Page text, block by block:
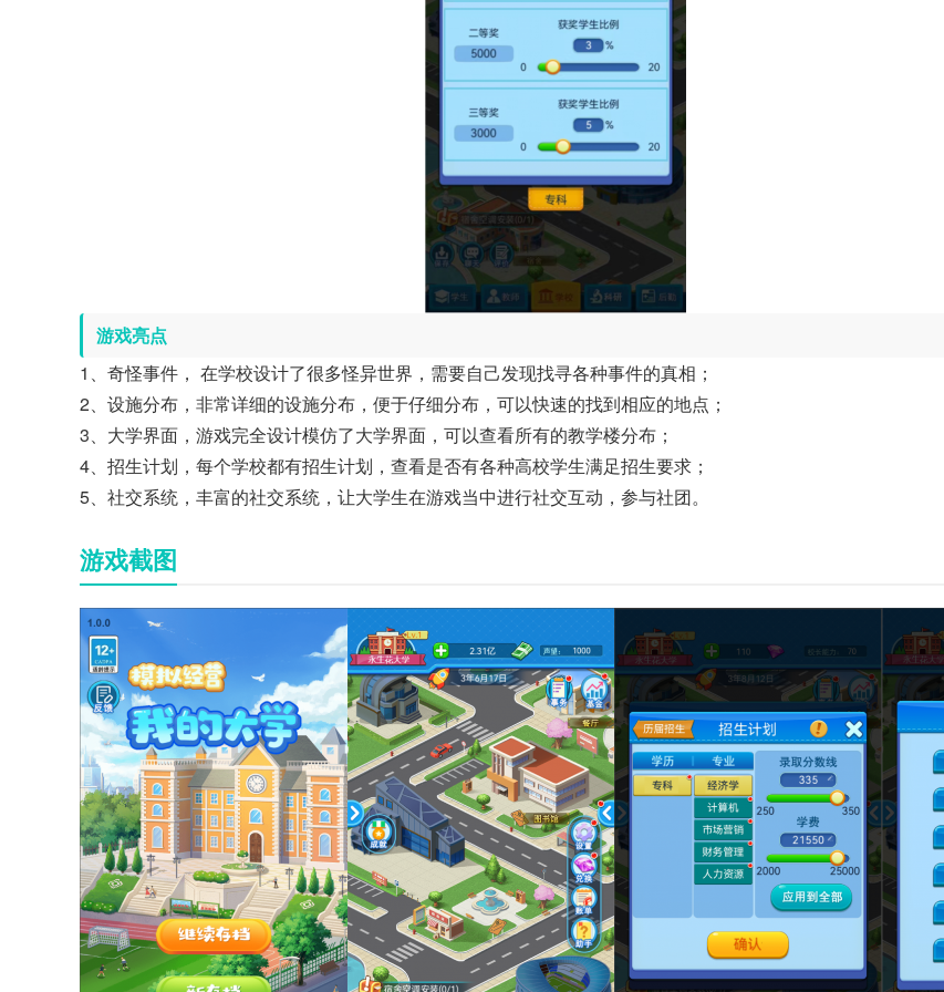
游戏亮点
1、奇怪事件， 在学校设计了很多怪异世界，需要自己发现找寻各种事件的真相；
2、设施分布，非常详细的设施分布，便于仔细分布，可以快速的找到相应的地点；
3、大学界面，游戏完全设计模仿了大学界面，可以查看所有的教学楼分布；
4、招生计划，每个学校都有招生计划，查看是否有各种高校学生满足招生要求；
5、社交系统，丰富的社交系统，让大学生在游戏当中进行社交互动，参与社团。
游戏截图